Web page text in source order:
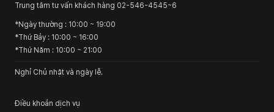
Trung tâm tư vấn khách hàng 02-546-4545~6
*Ngày thường : 10:00 ~ 19:00
*Thứ Bảy : 10:00 ~ 16:00
*Thứ Năm : 10:00 ~ 21:00
Nghỉ Chủ nhật và ngày lễ.
Điều khoản dịch vụ